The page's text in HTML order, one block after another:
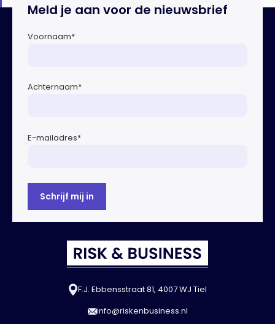
Meld je aan voor de nieuwsbrief
Voornaam*
Achternaam*
E-mailadres*
F.J. Ebbensstraat 81, 4007 WJ Tiel
info@riskenbusiness.nl